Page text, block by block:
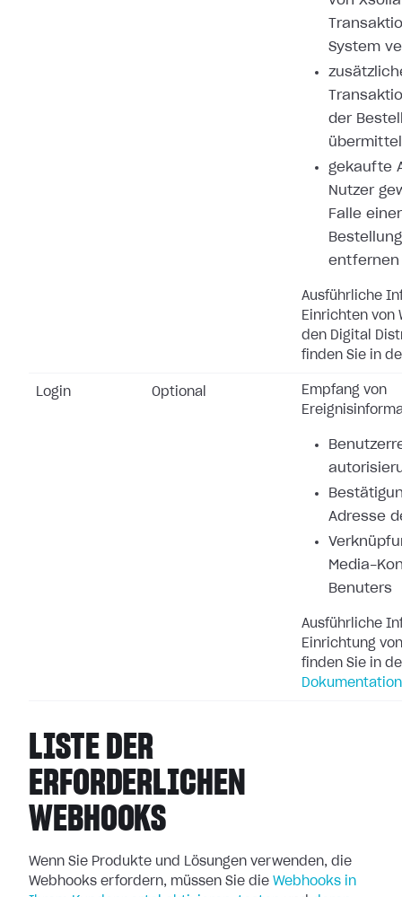
System
der
gekaufte
Nutzer
Falle
entfernen
Ausführliche
Einrichten von
den Digital
finden Sie in
Login Optional
Empfang von
Adresse
Media-
Benuters
Ausführliche
Einrichtung
finden Sie in
Dokumentation
LISTE DER
ERFORDERLICHEN
WEBHOOKS
Wenn Sie Produkte und Lösungen verwenden, die
Webhooks erfordern, müssen Sie die Webhooks in